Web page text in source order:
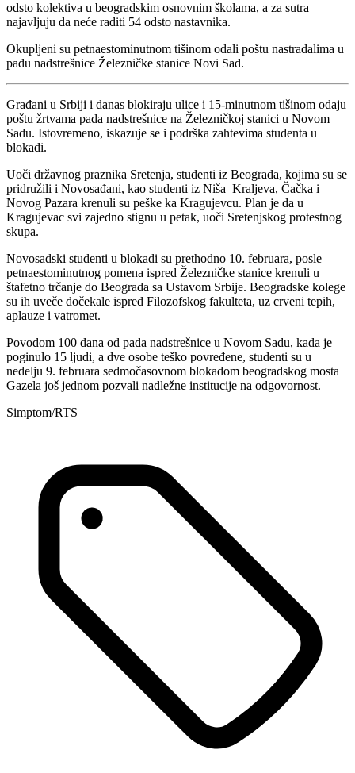
odsto kolektiva u beogradskim osnovnim školama, a za sutra
najavljuju da neće raditi 54 odsto nastavnika.
Okupljeni su petnaestominutnom tišinom odali poštu nastradalima u
padu nadstrešnice Železničke stanice Novi Sad.
Građani u Srbiji i danas blokiraju ulice i 15-minutnom tišinom odaju
poštu žrtvama pada nadstrešnice na Železničkoj stanici u Novom
Sadu. Istovremeno, iskazuje se i podrška zahtevima studenta u
blokadi.
Uoči državnog praznika Sretenja, studenti iz Beograda, kojima su se
pridružili i Novosađani, kao studenti iz Niša Kraljeva, Čačka i
Novog Pazara krenuli su peške ka Kragujevcu. Plan je da u
Kragujevac svi zajedno stignu u petak, uoči Sretenjskog protestnog
skupa.
Novosadski studenti u blokadi su prethodno 10. februara, posle
petnaestominutnog pomena ispred Železničke stanice krenuli u
štafetno trčanje do Beograda sa Ustavom Srbije. Beogradske kolege
su ih uveče dočekale ispred Filozofskog fakulteta, uz crveni tepih,
aplauze i vatromet.
Povodom 100 dana od pada nadstrešnice u Novom Sadu, kada je
poginulo 15 ljudi, a dve osobe teško povređene, studenti su u
nedelju 9. februara sedmočasovnom blokadom beogradskog mosta
Gazela još jednom pozvali nadležne institucije na odgovornost.
Simptom/RTS